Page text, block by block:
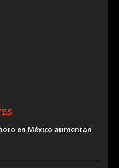
en México aumentan